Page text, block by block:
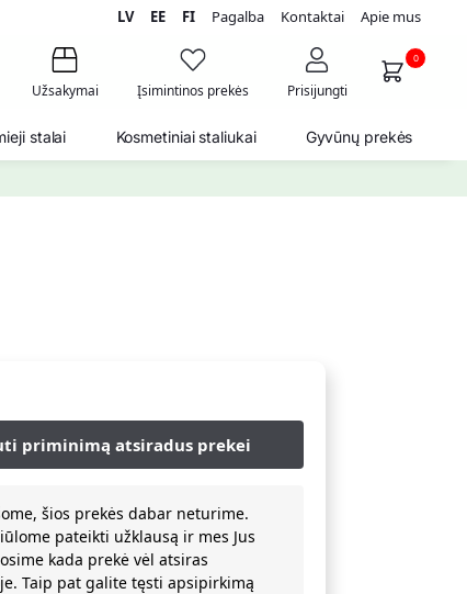
LV EE FI Pagalba Kontaktai Apie mus
Užsakymai Įsimintinos prekės Prisijungti
0
stalai Kosmetiniai staliukai Gyvūnų prekės
šios prekės dabar neturime.
pateikti užklausą ir mes Jus
kada prekė vėl atsiras
Taip pat galite tęsti apsipirkimą